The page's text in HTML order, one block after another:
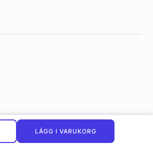
LÄGG I VARUKORG